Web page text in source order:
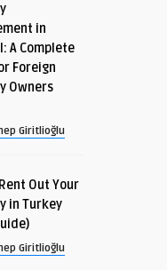
in
A Complete
Foreign
Owners
Giritlioğlu
Out Your
in Turkey
Giritlioğlu